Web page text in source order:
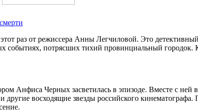
раз от режиссера Анны Легчиловой. Это
событиях, потрясших тихий провинциальный
Анфиса Черных засветилась в эпизоде. Вместе с
восходящие звезды российского